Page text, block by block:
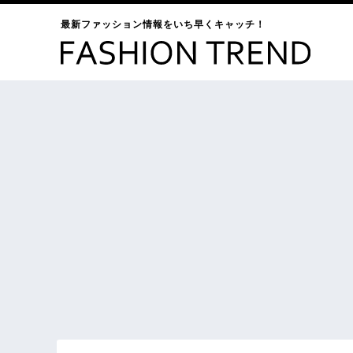
最新ファッション情報をいち早くキャッチ！